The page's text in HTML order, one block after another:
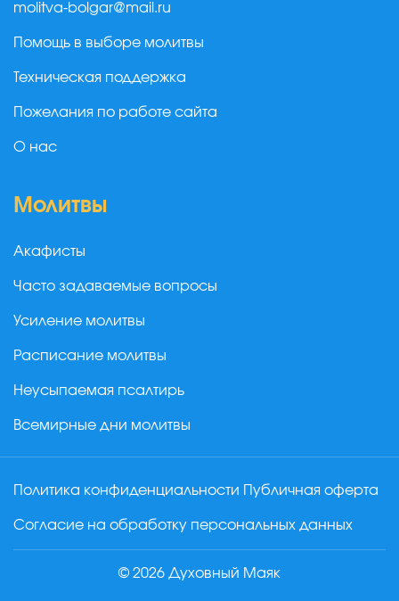
molitva-bolgar@mail.ru
Помощь в выборе молитвы
Техническая поддержка
Пожелания по работе сайта
О нас
Молитвы
Акафисты
Часто задаваемые вопросы
Усиление молитвы
Расписание молитвы
Неусыпаемая псалтирь
Всемирные дни молитвы
Политика конфиденциальности Публичная оферта
Согласие на обработку персональных данных
© 2026 Духовный Маяк